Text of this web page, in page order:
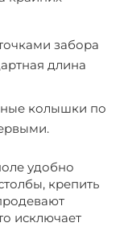
забора
длина
колышки по
удобно
крепить
исключает